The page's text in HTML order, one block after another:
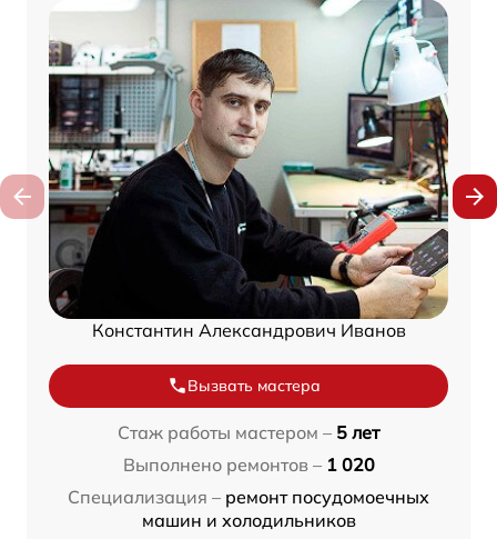
Константин Александрович Иванов
Вызвать мастера
Стаж работы мастером – 5 лет
Выполнено ремонтов – 1 020
Специализация – ремонт посудомоечных
машин и холодильников